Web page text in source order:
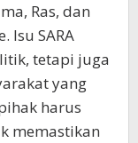
Ras, dan
Isu SARA
tetapi juga
yang
harus
memastikan